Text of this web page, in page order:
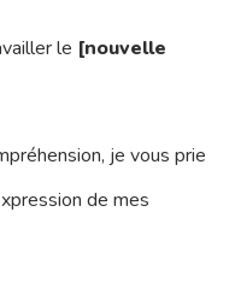
le [nouvelle
je vous prie
de mes